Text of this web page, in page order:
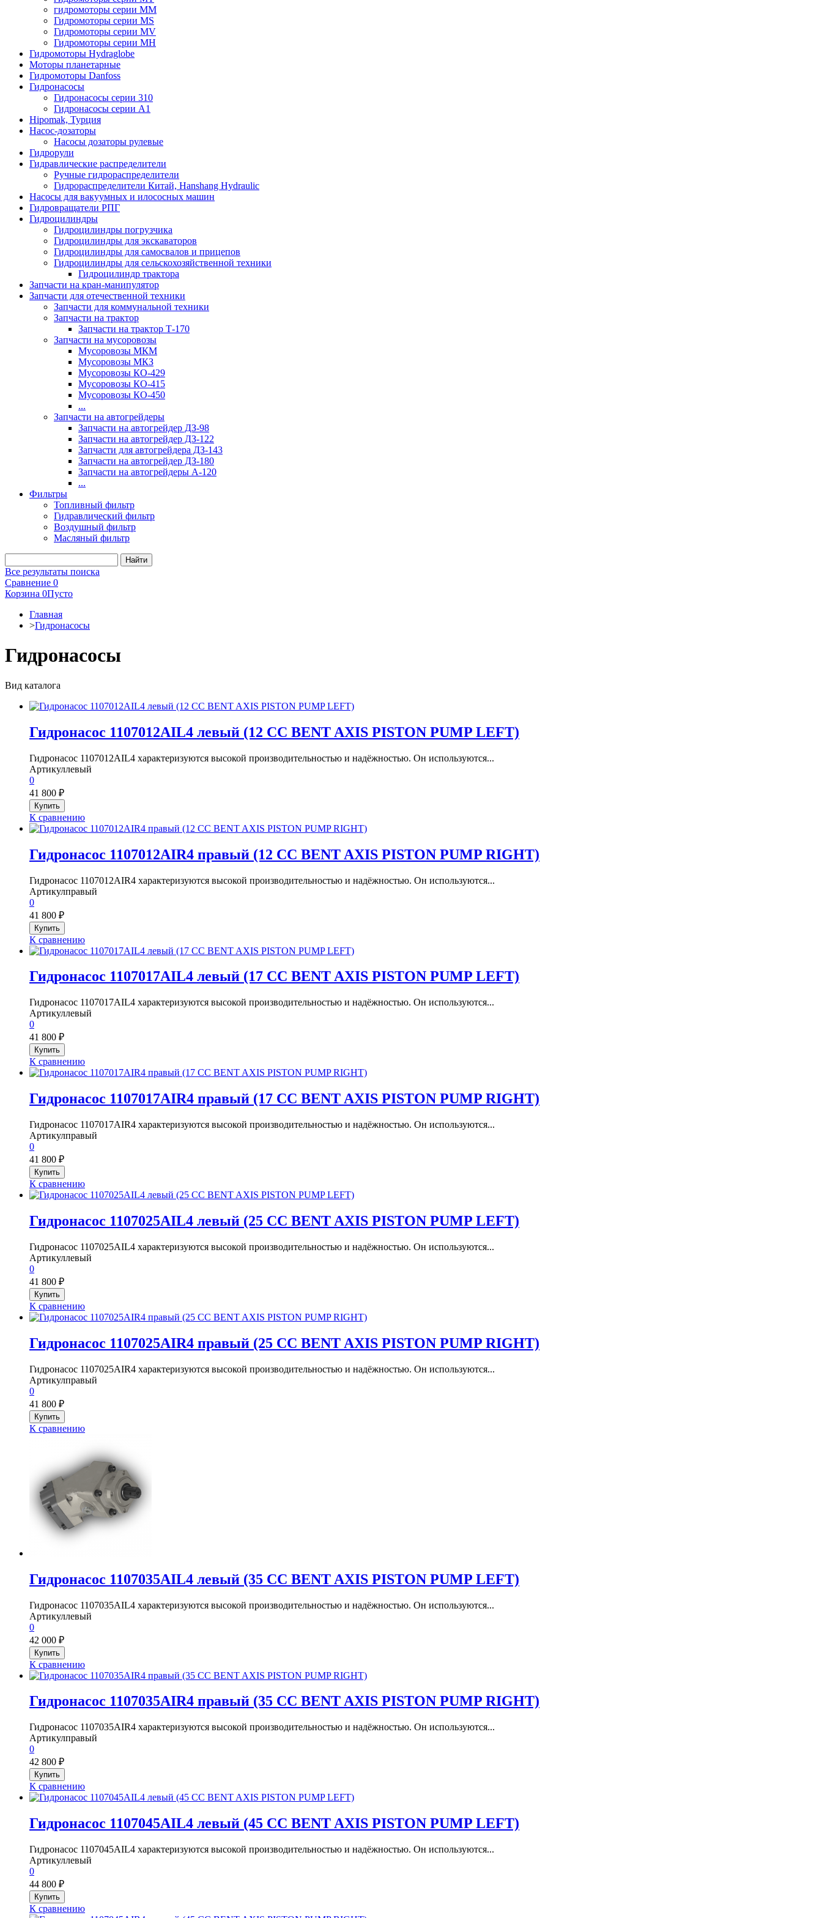
гидромоторы серии MM
Гидромоторы серии MS
Гидромоторы серии MV
Гидромоторы серии MH
Гидромоторы Hydraglobe
Моторы планетарные
Гидромоторы Danfoss
Гидронасосы
Гидронасосы серии 310
Гидронасосы серии А1
Hipomak, Турция
Насос-дозаторы
Насосы дозаторы рулевые
Гидрорули
Гидравлические распределители
Ручные гидрораспределители
Гидрораспределители Китай, Hanshang Hydraulic
Насосы для вакуумных и илососных машин
Гидровращатели РПГ
Гидроцилиндры
Гидроцилиндры погрузчика
Гидроцилиндры для экскаваторов
Гидроцилиндры для самосвалов и прицепов
Гидроцилиндры для сельскохозяйственной техники
Гидроцилиндр трактора
Запчасти на кран-манипулятор
Запчасти для отечественной техники
Запчасти для коммунальной техники
Запчасти на трактор
Запчасти на трактор Т-170
Запчасти на мусоровозы
Мусоровозы МКМ
Мусоровозы МКЗ
Мусоровозы КО-429
Мусоровозы КО-415
Мусоровозы КО-450
...
Запчасти на автогрейдеры
Запчасти на автогрейдер ДЗ-98
Запчасти на автогрейдер ДЗ-122
Запчасти для автогрейдера ДЗ-143
Запчасти на автогрейдер ДЗ-180
Запчасти на автогрейдеры А-120
...
Фильтры
Топливный фильтр
Гидравлический фильтр
Воздушный фильтр
Масляный фильтр
Все результаты поиска
Сравнение 0
Корзина 0Пусто
Главная
>Гидронасосы
Гидронасосы
Вид каталога
Гидронасос 1107012AIL4 левый (12 CC BENT AXIS PISTON PUMP LEFT)
Гидронасос 1107012AIL4 характеризуются высокой производительностью и надёжностью. Он используются...
Артикуллевый
0
41 800 ₽
К сравнению
Гидронасос 1107012AIR4 правый (12 CC BENT AXIS PISTON PUMP RIGHT)
Гидронасос 1107012AIR4 характеризуются высокой производительностью и надёжностью. Он используются...
Артикулправый
0
41 800 ₽
К сравнению
Гидронасос 1107017AIL4 левый (17 CC BENT AXIS PISTON PUMP LEFT)
Гидронасос 1107017AIL4 характеризуются высокой производительностью и надёжностью. Он используются...
Артикуллевый
0
41 800 ₽
К сравнению
Гидронасос 1107017AIR4 правый (17 CC BENT AXIS PISTON PUMP RIGHT)
Гидронасос 1107017AIR4 характеризуются высокой производительностью и надёжностью. Он используются...
Артикулправый
0
41 800 ₽
К сравнению
Гидронасос 1107025AIL4 левый (25 CC BENT AXIS PISTON PUMP LEFT)
Гидронасос 1107025AIL4 характеризуются высокой производительностью и надёжностью. Он используются...
Артикуллевый
0
41 800 ₽
К сравнению
Гидронасос 1107025AIR4 правый (25 CC BENT AXIS PISTON PUMP RIGHT)
Гидронасос 1107025AIR4 характеризуются высокой производительностью и надёжностью. Он используются...
Артикулправый
0
41 800 ₽
К сравнению
Гидронасос 1107035AIL4 левый (35 CC BENT AXIS PISTON PUMP LEFT)
Гидронасос 1107035AIL4 характеризуются высокой производительностью и надёжностью. Он используются...
Артикуллевый
0
42 000 ₽
К сравнению
Гидронасос 1107035AIR4 правый (35 CC BENT AXIS PISTON PUMP RIGHT)
Гидронасос 1107035AIR4 характеризуются высокой производительностью и надёжностью. Он используются...
Артикулправый
0
42 800 ₽
К сравнению
Гидронасос 1107045AIL4 левый (45 CC BENT AXIS PISTON PUMP LEFT)
Гидронасос 1107045AIL4 характеризуются высокой производительностью и надёжностью. Он используются...
Артикуллевый
0
44 800 ₽
К сравнению